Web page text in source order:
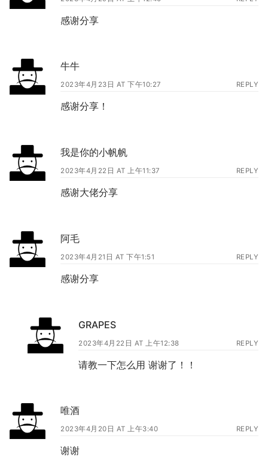
感谢分享
牛牛
2023年4月23日 AT 下午10:27 REPLY
感谢分享！
我是你的小帆帆
2023年4月22日 AT 上午11:37 REPLY
感谢大佬分享
阿毛
2023年4月21日 AT 下午1:51 REPLY
感谢分享
GRAPES
2023年4月22日 AT 上午12:38 REPLY
请教一下怎么用 谢谢了！！
唯酒
2023年4月20日 AT 上午3:40 REPLY
谢谢